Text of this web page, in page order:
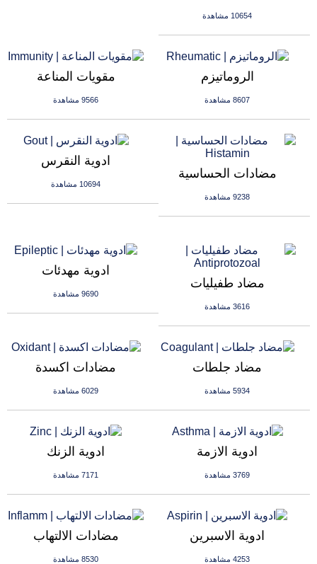
10654 مشاهدة
مقويات المناعة
9566 مشاهدة
الروماتيزم
8607 مشاهدة
ادوية النقرس
10694 مشاهدة
مضادات الحساسية
9238 مشاهدة
ادوية مهدئات
9690 مشاهدة
مضاد طفيليات
3616 مشاهدة
مضادات اكسدة
6029 مشاهدة
مضاد جلطات
5934 مشاهدة
ادوية الزنك
7171 مشاهدة
ادوية الازمة
3769 مشاهدة
مضادات الالتهاب
8530 مشاهدة
ادوية الاسبرين
4253 مشاهدة